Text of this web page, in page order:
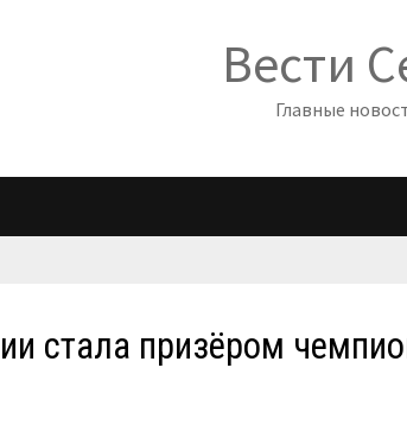
Вести
Главные
стала призёром